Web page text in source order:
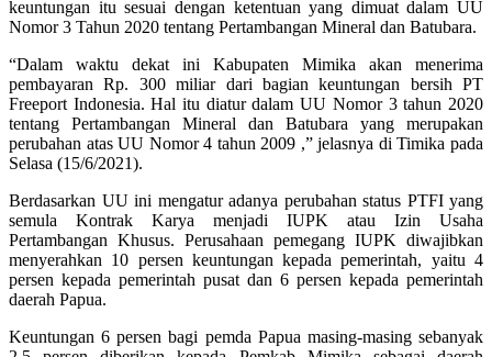
keuntungan itu sesuai dengan ketentuan yang dimuat dalam UU
Nomor 3 Tahun 2020 tentang Pertambangan Mineral dan Batubara.
“Dalam waktu dekat ini Kabupaten Mimika akan menerima
pembayaran Rp. 300 miliar dari bagian keuntungan bersih PT
Freeport Indonesia. Hal itu diatur dalam UU Nomor 3 tahun 2020
tentang Pertambangan Mineral dan Batubara yang merupakan
perubahan atas UU Nomor 4 tahun 2009 ,” jelasnya di Timika pada
Selasa (15/6/2021).
Berdasarkan UU ini mengatur adanya perubahan status PTFI yang
semula Kontrak Karya menjadi IUPK atau Izin Usaha
Pertambangan Khusus. Perusahaan pemegang IUPK diwajibkan
menyerahkan 10 persen keuntungan kepada pemerintah, yaitu 4
persen kepada pemerintah pusat dan 6 persen kepada pemerintah
daerah Papua.
Keuntungan 6 persen bagi pemda Papua masing-masing sebanyak